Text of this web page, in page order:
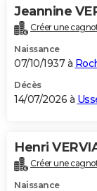
Alimentation
Guide de la santé
Maladies
Médicaments
Sommeil
VOYAGE
Destinations
City break
Voyage nature
Voyage de noces
Forum
Climat
+PHOTO
GUIDES D'ACHAT
BONS PLANS
Carte de Noël
Carte Bonne année
Carte Saint-Valentin
Carte Pâques
Carte
DICTIONNAIRE
Dictionnaire
Biographies
Citations
Expressions
Proverbes
PROGRAMME TV
Jeannine
Créer une
Naissance
07/10/1937 à
Décès
14/07/2026 à
Henri
Créer une
Naissance